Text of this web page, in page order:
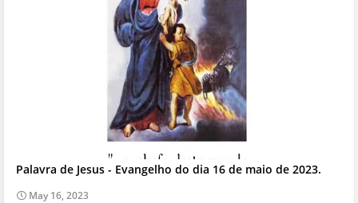
Palavra de Jesus - Evangelho do dia 16 de maio de 2023.
May 16, 2023